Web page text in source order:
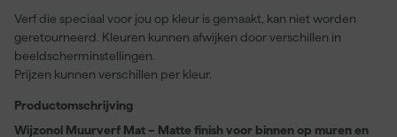
Verf die speciaal voor jou op kleur is gemaakt, kan niet worden
geretourneerd. Kleuren kunnen afwijken door verschillen in
beeldscherminstellingen.
Prijzen kunnen verschillen per kleur.
Productomschrijving
Wijzonol Muurverf Mat – Matte finish voor binnen op muren en